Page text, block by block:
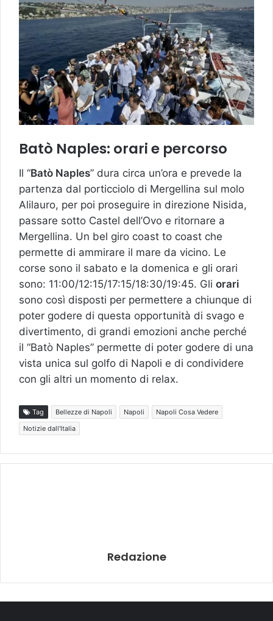
Batò Naples: orari e percorso
Il “Batò Naples” dura circa un’ora e prevede la
partenza dal porticciolo di Mergellina sul molo
Alilauro, per poi proseguire in direzione Nisida,
passare sotto Castel dell’Ovo e ritornare a
Mergellina. Un bel giro coast to coast che
permette di ammirare il mare da vicino. Le
corse sono il sabato e la domenica e gli orari
sono: 11:00/12:15/17:15/18:30/19:45. Gli orari
sono così disposti per permettere a chiunque di
poter godere di questa opportunità di svago e
divertimento, di grandi emozioni anche perché
il “Batò Naples” permette di poter godere di una
vista unica sul golfo di Napoli e di condividere
con gli altri un momento di relax.
Tag Bellezze di Napoli Napoli
Napoli Cosa Vedere
Notizie dall'Italia
Redazione